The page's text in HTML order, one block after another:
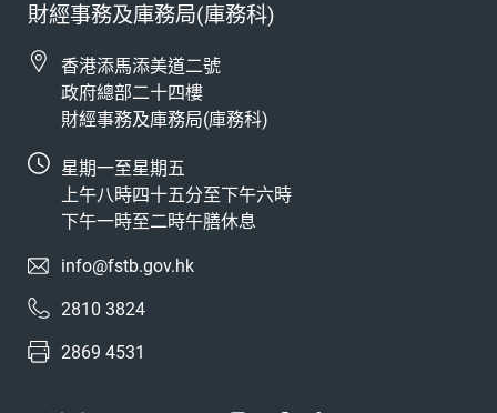
財經事務及庫務局(庫務科)
香港添馬添美道二號
政府總部二十四樓
財經事務及庫務局(庫務科)
星期一至星期五
上午八時四十五分至下午六時
下午一時至二時午膳休息
info@fstb.gov.hk
2810 3824
2869 4531